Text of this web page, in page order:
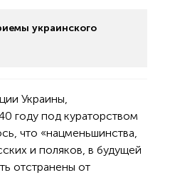
украинского
Украины,
году под кураторством
что «нацменьшинства,
и поляков, в будущей
отстранены от